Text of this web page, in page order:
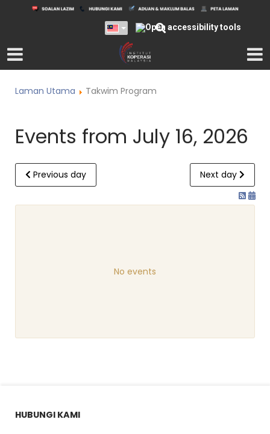
Laman Utama Takwim Program
Events from July 16, 2026
Previous day Next day
No events
HUBUNGI KAMI